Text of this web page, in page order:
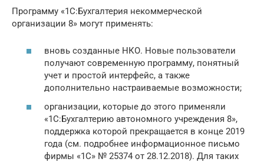
Программу «1С:Бухгалтерия некоммерческой
организации 8» могут применять:
вновь созданные НКО. Новые пользователи
получают современную программу, понятный
учет и простой интерфейс, а также
дополнительно настраиваемые возможности;
организации, которые до этого применяли
«1С:Бухгалтерию автономного учреждения 8»,
поддержка которой прекращается в конце 2019
года (см. подробнее информационное письмо
фирмы «1С» № 25374 от 28.12.2018). Для таких